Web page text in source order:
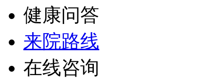
健康问答
来院路线
在线咨询